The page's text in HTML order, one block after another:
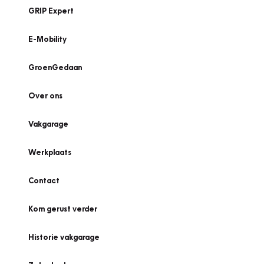
GRIP Expert
E-Mobility
GroenGedaan
Over ons
Vakgarage
Werkplaats
Contact
Kom gerust verder
Historie vakgarage